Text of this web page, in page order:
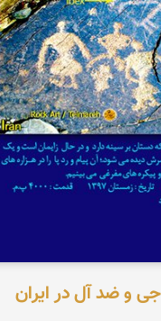
و ضد آل در ایران